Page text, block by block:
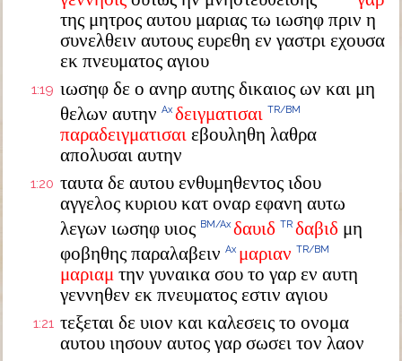
της μητρος αυτου μαριας τω ιωσηφ πριν η
συνελθειν αυτους ευρεθη εν γαστρι εχουσα
εκ πνευματος αγιου
1:19 ιωσηφ δε ο ανηρ αυτης δικαιος ων και μη
θελων αυτην Ax δειγματισαι TR/BM
παραδειγματισαι εβουληθη λαθρα
απολυσαι αυτην
1:20 ταυτα δε αυτου ενθυμηθεντος ιδου
αγγελος κυριου κατ οναρ εφανη αυτω
λεγων ιωσηφ υιος BM/Ax δαυιδ TR δαβιδ μη
φοβηθης παραλαβειν Ax μαριαν TR/BM
μαριαμ την γυναικα σου το γαρ εν αυτη
γεννηθεν εκ πνευματος εστιν αγιου
1:21 τεξεται δε υιον και καλεσεις το ονομα
αυτου ιησουν αυτος γαρ σωσει τον λαον